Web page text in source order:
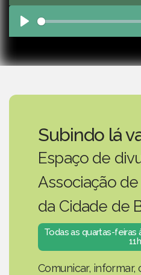
Play
Subindo lá
Espaço de
Associação
da Cidade de
Todas as quartas-feiras
11h
Comunicar,